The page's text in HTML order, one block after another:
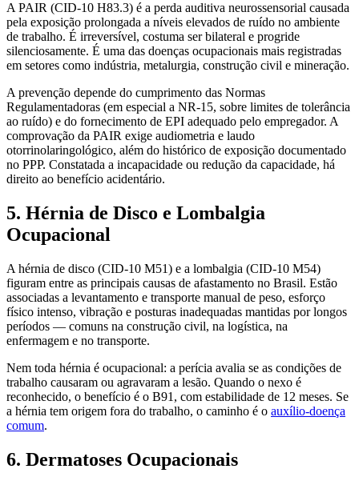
A PAIR (CID-10 H83.3) é a perda auditiva neurossensorial causada
pela exposição prolongada a níveis elevados de ruído no ambiente
de trabalho. É irreversível, costuma ser bilateral e progride
silenciosamente. É uma das doenças ocupacionais mais registradas
em setores como indústria, metalurgia, construção civil e mineração.
A prevenção depende do cumprimento das Normas
Regulamentadoras (em especial a NR-15, sobre limites de tolerância
ao ruído) e do fornecimento de EPI adequado pelo empregador. A
comprovação da PAIR exige audiometria e laudo
otorrinolaringológico, além do histórico de exposição documentado
no PPP. Constatada a incapacidade ou redução da capacidade, há
direito ao benefício acidentário.
5. Hérnia de Disco e Lombalgia
Ocupacional
A hérnia de disco (CID-10 M51) e a lombalgia (CID-10 M54)
figuram entre as principais causas de afastamento no Brasil. Estão
associadas a levantamento e transporte manual de peso, esforço
físico intenso, vibração e posturas inadequadas mantidas por longos
períodos — comuns na construção civil, na logística, na
enfermagem e no transporte.
Nem toda hérnia é ocupacional: a perícia avalia se as condições de
trabalho causaram ou agravaram a lesão. Quando o nexo é
reconhecido, o benefício é o B91, com estabilidade de 12 meses. Se
a hérnia tem origem fora do trabalho, o caminho é o auxílio-doença
comum.
6. Dermatoses Ocupacionais